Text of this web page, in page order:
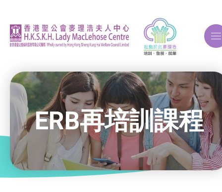
關於我們
ERB再培訓課程
ERB再培訓課程